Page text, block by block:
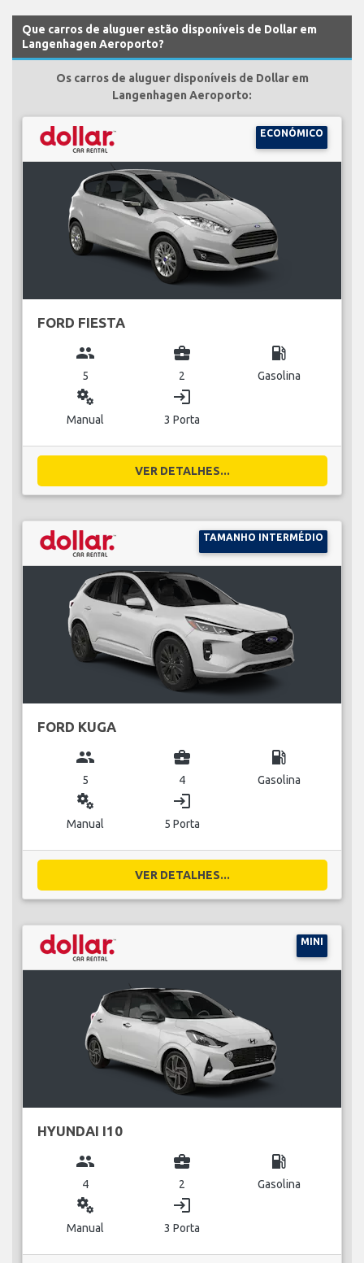
Que carros de aluguer estão disponíveis de Dollar em
Langenhagen Aeroporto?
Os carros de aluguer disponíveis de Dollar em
Langenhagen Aeroporto:
ECONÓMICO
FORD FIESTA
group
5
business_center
2
local_gas_station
Gasolina
miscellaneous_services
Manual
login
3 Porta
VER DETALHES...
TAMANHO INTERMÉDIO
FORD KUGA
group
5
business_center
4
local_gas_station
Gasolina
miscellaneous_services
Manual
login
5 Porta
VER DETALHES...
MINI
HYUNDAI I10
group
4
business_center
2
local_gas_station
Gasolina
miscellaneous_services
Manual
login
3 Porta